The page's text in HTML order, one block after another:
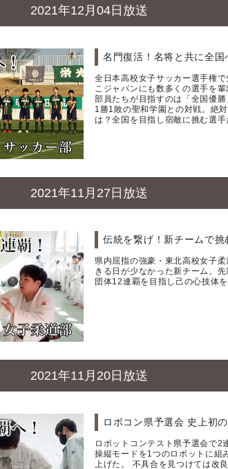
2021年12月04日放送
名門復活！名将と共に全
全日本高校女子サッカー選手権
こジャパンにも数多くの選手を
部員たちが目指すのは「全国優
1勝1敗の聖和学園との対戦。絶
は？全国を目指し宿敵に挑む選手
2021年11月27日放送
伝統を繋げ！新チームで
県内屈指の強豪・東北高校女子
きる日が少なかった新チーム。
団体12連覇を目指し己の心技体を
2021年11月20日放送
ロボコン県予選会 史上
ロボットコンテスト県予選会で2
操縦モードを1つのロボットに組
上げた。 不具合を見つけては改